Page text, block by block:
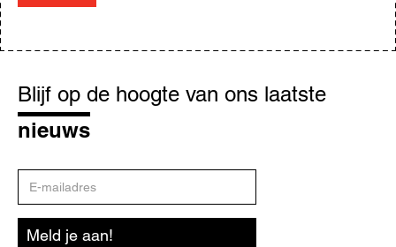
op
de
hoogte
Blijf op de hoogte van ons laatste
nieuws
mailadres
Meld je aan!